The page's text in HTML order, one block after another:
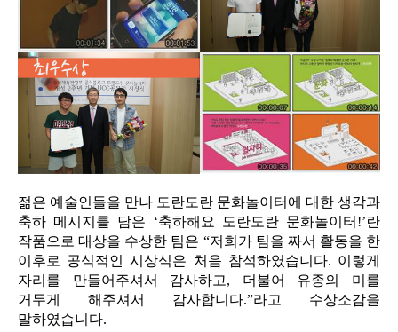
젊은 예술인들을 만나 도란도란 문화놀이터에 대한 생각과
축하 메시지를 담은 ‘축하해요 도란도란 문화놀이터!’란
작품으로 대상을 수상한 팀은 “저희가 팀을 짜서 활동을 한
이후로 공식적인 시상식은 처음 참석하였습니다. 이렇게
자리를 만들어주셔서 감사하고, 더불어 유종의 미를
거두게 해주셔서 감사합니다.”라고 수상소감을
말하였습니다.